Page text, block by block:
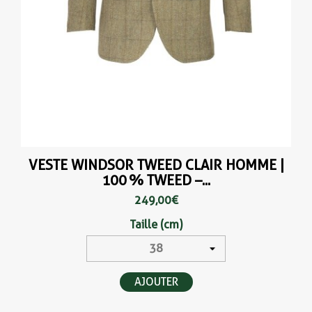
VESTE WINDSOR TWEED CLAIR HOMME |
100 % TWEED –...
249,00 €
Taille (cm)
AJOUTER